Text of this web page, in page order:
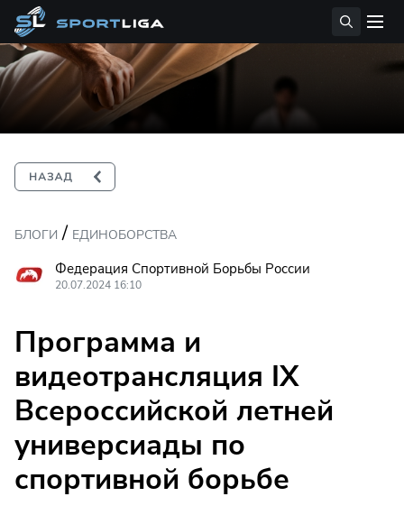
БЛОГИ / ЕДИНОБОРСТВА
Федерация Спортивной Борьбы России
20.07.2024 16:10
Программа и
видеотрансляция IX
Всероссийской летней
универсиады по
спортивной борьбе